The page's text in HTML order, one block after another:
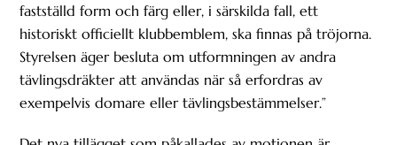
fastställd form och färg eller, i särskilda fall, ett
historiskt officiellt klubbemblem, ska finnas på tröjorna.
Styrelsen äger besluta om utformningen av andra
tävlingsdräkter att användas när så erfordras av
exempelvis domare eller tävlingsbestämmelser.”